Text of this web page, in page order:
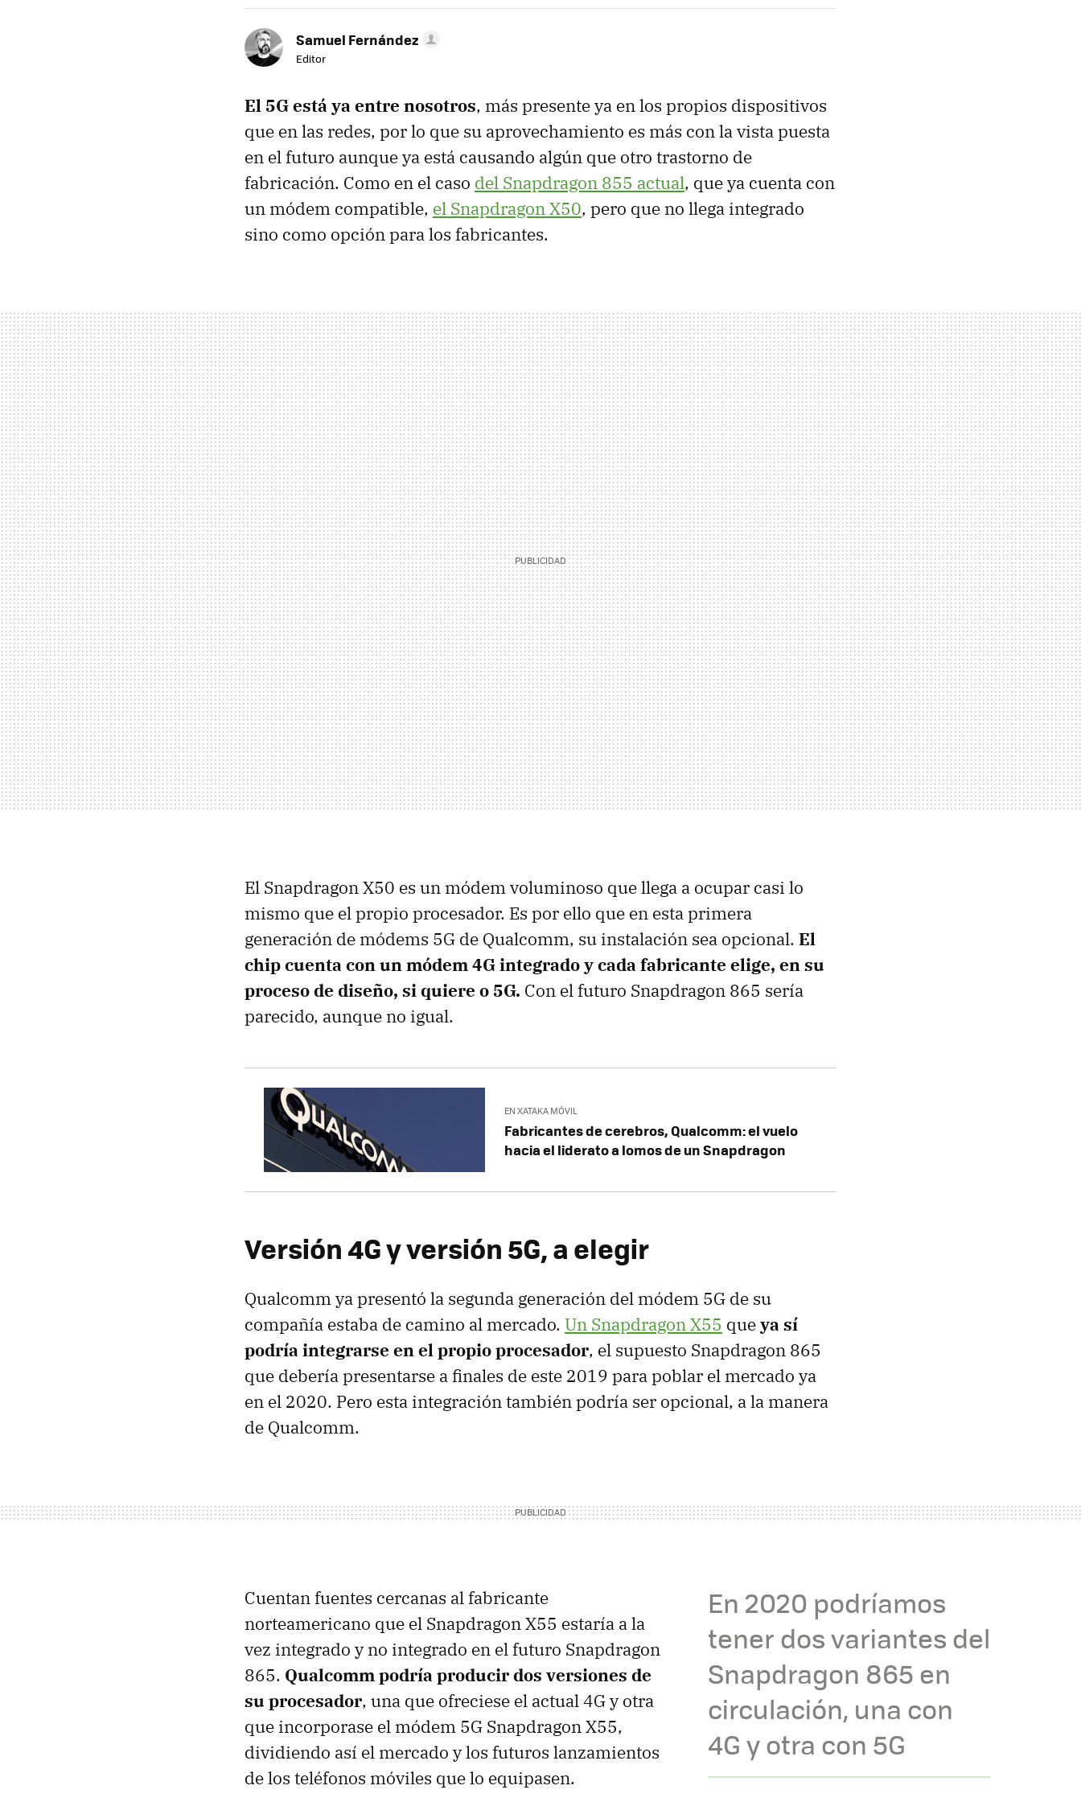
Samuel Fernández
Editor
El 5G está ya entre nosotros, más presente ya en los propios dispositivos
que en las redes, por lo que su aprovechamiento es más con la vista puesta
en el futuro aunque ya está causando algún que otro trastorno de
fabricación. Como en el caso del Snapdragon 855 actual, que ya cuenta con
un módem compatible, el Snapdragon X50, pero que no llega integrado
sino como opción para los fabricantes.
El Snapdragon X50 es un módem voluminoso que llega a ocupar casi lo
mismo que el propio procesador. Es por ello que en esta primera
generación de módems 5G de Qualcomm, su instalación sea opcional. El
chip cuenta con un módem 4G integrado y cada fabricante elige, en su
proceso de diseño, si quiere o 5G. Con el futuro Snapdragon 865 sería
parecido, aunque no igual.
EN XATAKA MÓVIL
Fabricantes de cerebros, Qualcomm: el vuelo
hacia el liderato a lomos de un Snapdragon
Versión 4G y versión 5G, a elegir
Qualcomm ya presentó la segunda generación del módem 5G de su
compañía estaba de camino al mercado. Un Snapdragon X55 queya sí
podría integrarse en el propio procesador, el supuesto Snapdragon 865
que debería presentarse a finales de este 2019 para poblar el mercado ya
en el 2020. Pero esta integración también podría ser opcional, a la manera
de Qualcomm.
En 2020 podríamos
tener dos variantes del
Snapdragon 865 en
circulación, una con
4G y otra con 5G
Cuentan fuentes cercanas al fabricante
norteamericano que el Snapdragon X55 estaría a la
vez integrado y no integrado en el futuro Snapdragon
865. Qualcomm podría producir dos versiones de
su procesador, una que ofreciese el actual 4G y otra
que incorporase el módem 5G Snapdragon X55,
dividiendo así el mercado y los futuros lanzamientos
de los teléfonos móviles que lo equipasen.